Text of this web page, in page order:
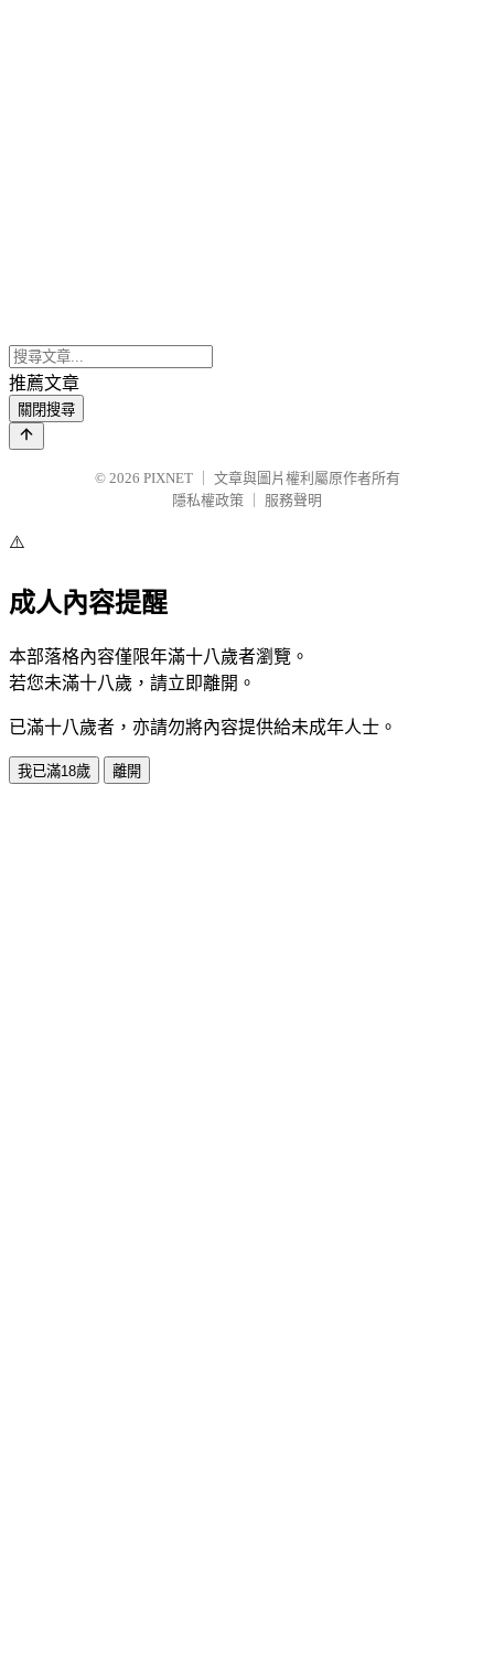
推薦文章
關閉搜尋
© 2026 PIXNET
文章與圖片權利屬原作者所有
隱私權政策
服務聲明
⚠️
成人內容提醒
本部落格內容僅限年滿十八歲者瀏覽。
若您未滿十八歲，請立即離開。
已滿十八歲者，亦請勿將內容提供給未成年人士。
我已滿18歲 離開